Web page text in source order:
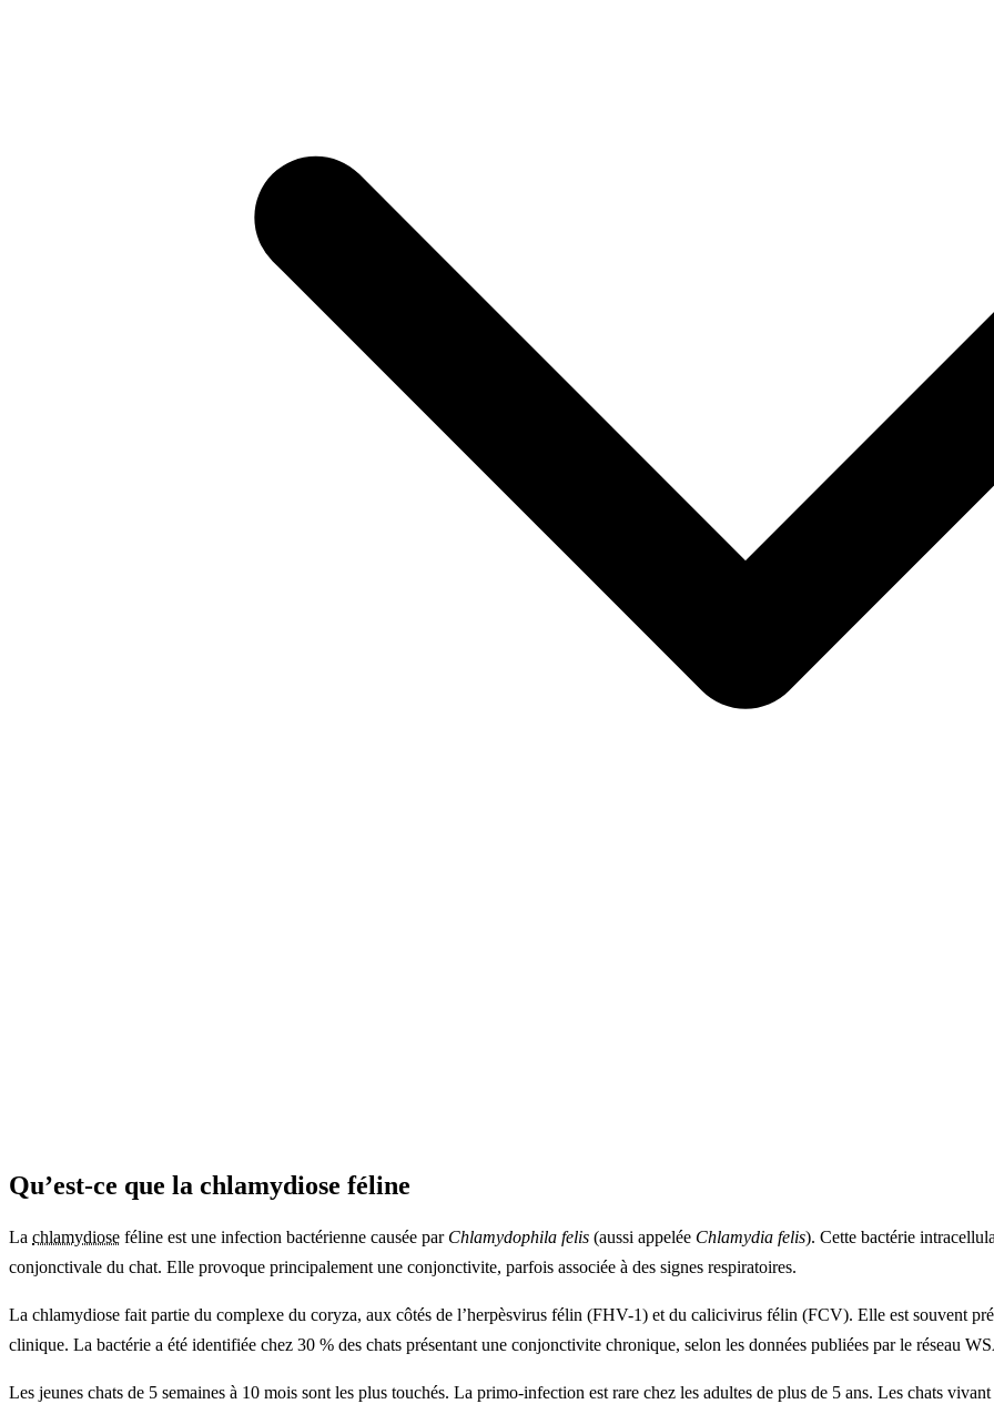
Qu’est-ce que la chlamydiose féline
La chlamydiose féline est une infection bactérienne causée par Chlamydophila felis (aussi appelée Chlamydia felis). Cette bactérie
conjonctivale du chat. Elle provoque principalement une conjonctivite, parfois associée à des signes respiratoires.
La chlamydiose fait partie du complexe du coryza, aux côtés de l’herpèsvirus félin (FHV-1) et du calicivirus félin (FCV). Elle est souvent
clinique. La bactérie a été identifiée chez 30 % des chats présentant une conjonctivite chronique, selon les données publiées par le réseau
Les jeunes chats de 5 semaines à 10 mois sont les plus touchés. La primo-infection est rare chez les adultes de plus de 5 ans. Les chats